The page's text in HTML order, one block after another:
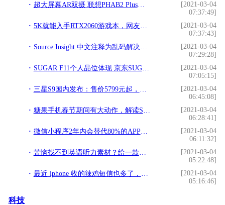
超大屏幕AR双摄 联想PHAB2 Plus手机全评测!
[2021-03-04
07:37:49]
5K就能入手RTX2060游戏本，网友：神舟真硬核!
[2021-03-04
07:37:43]
Source Insight 中文注释为乱码解决办法!
[2021-03-04
07:29:28]
SUGAR F11个人品位体现 京东SUGAR手机旗舰店2499元销售中!
[2021-03-04
07:05:15]
三星S9国内发布：售价5799元起，打99分怕他骄傲!
[2021-03-04
06:45:08]
糖果手机春节期间有大动作，解读SUGAR S9霸屏广告!
[2021-03-04
06:28:41]
微信小程序2年内会替代80%的APP吗？!
[2021-03-04
06:11:32]
苦恼找不到英语听力素材？给一款神奇app有音频有文本有翻译!
[2021-03-04
05:22:48]
最近 iphone 收的辣鸡短信也多了，太烦了，小编给你提供解决方案!
[2021-03-04
05:16:46]
科技